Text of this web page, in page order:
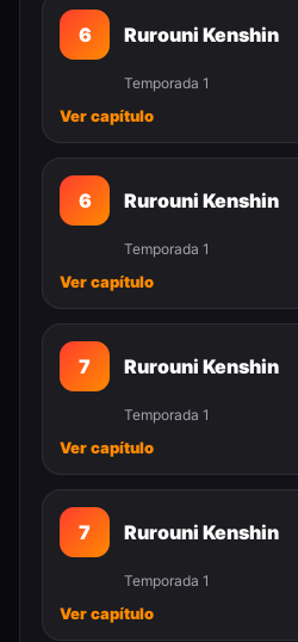
6 Rurouni Kenshin
Temporada 1
Ver capítulo
6 Rurouni Kenshin
Temporada 1
Ver capítulo
7 Rurouni Kenshin
Temporada 1
Ver capítulo
7 Rurouni Kenshin
Temporada 1
Ver capítulo